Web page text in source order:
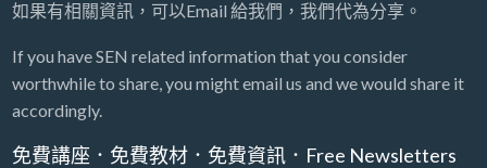
如果有相關資訊，可以Email 給我們，我們代為分享。
If you have SEN related information that you consider
worthwhile to share, you might email us and we would share it
accordingly.
免費講座．免費教材．免費資訊．Free Newsletters